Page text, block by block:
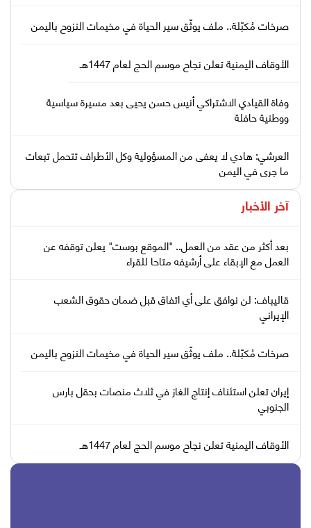
صرخات مُكبّلة.. ملف يوثّق سير الحياة في مخيمات النزوح باليمن
الأوقاف اليمنية تعلن نجاح موسم الحج لعام 1447هـ
وفاة القيادي الاشتراكي أنيس حسن يحيى بعد مسيرة سياسية
ووطنية حافلة
العرشي: هادي لا يعفى من المسؤولية وكل الأطراف تتحمل تبعات
ما جرى في اليمن
آخر الأخبار
بعد أكثر من عقد من العمل.. "الموقع بوست" يعلن توقفه عن
العمل مع الإبقاء على أرشيفه متاحا للقراء
قاليباف: لن نوافق على أي اتفاق قبل ضمان حقوق الشعب
الإيراني
صرخات مُكبّلة.. ملف يوثّق سير الحياة في مخيمات النزوح باليمن
إيران تعلن استئناف إنتاج الغاز في ثلاث منصات بحقل بارس
الجنوبي
الأوقاف اليمنية تعلن نجاح موسم الحج لعام 1447هـ